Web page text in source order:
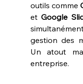
outils comme
et Google
gestion des
Un atout
entreprise.